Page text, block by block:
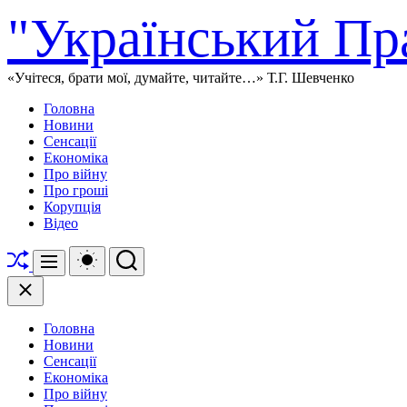
до
вмісту
"Український
«Учітеся, брати мої, думайте, читайте…» Т.Г. Шевченко
Головна
Новини
Сенсації
Економіка
Про війну
Про гроші
Корупція
Відео
Перетасувати
Меню
Перемикач
кольорового
Пошук
Закрити
Головна
Новини
Сенсації
Економіка
Про війну